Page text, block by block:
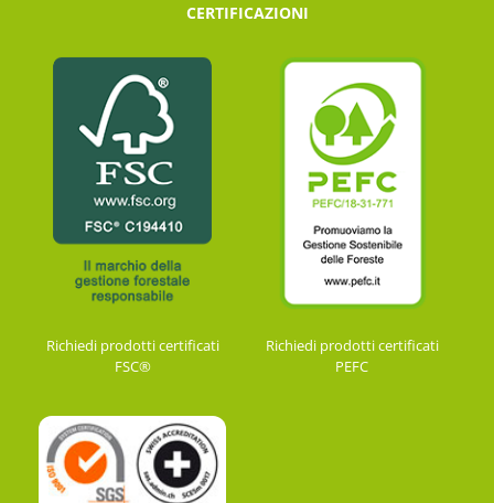
CERTIFICAZIONI
Richiedi prodotti certificati
FSC®
Richiedi prodotti certificati
PEFC